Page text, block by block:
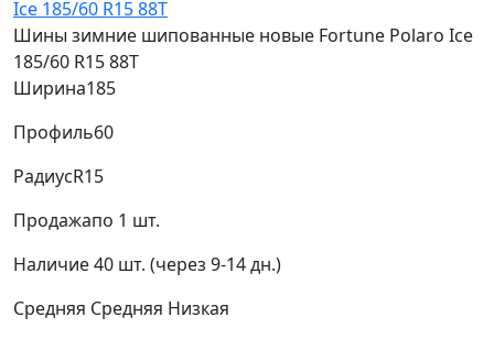
Шины зимние шипованные новые Fortune Polaro Ice
185/60 R15 88T
Ширина185
Профиль60
РадиусR15
Продажапо 1 шт.
Наличие40 шт. (через 9-14 дн.)
Средняя Средняя Низкая